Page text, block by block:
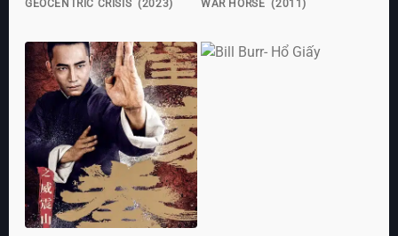
GEOCENTRIC CRISIS (2023) WAR HORSE (2011)